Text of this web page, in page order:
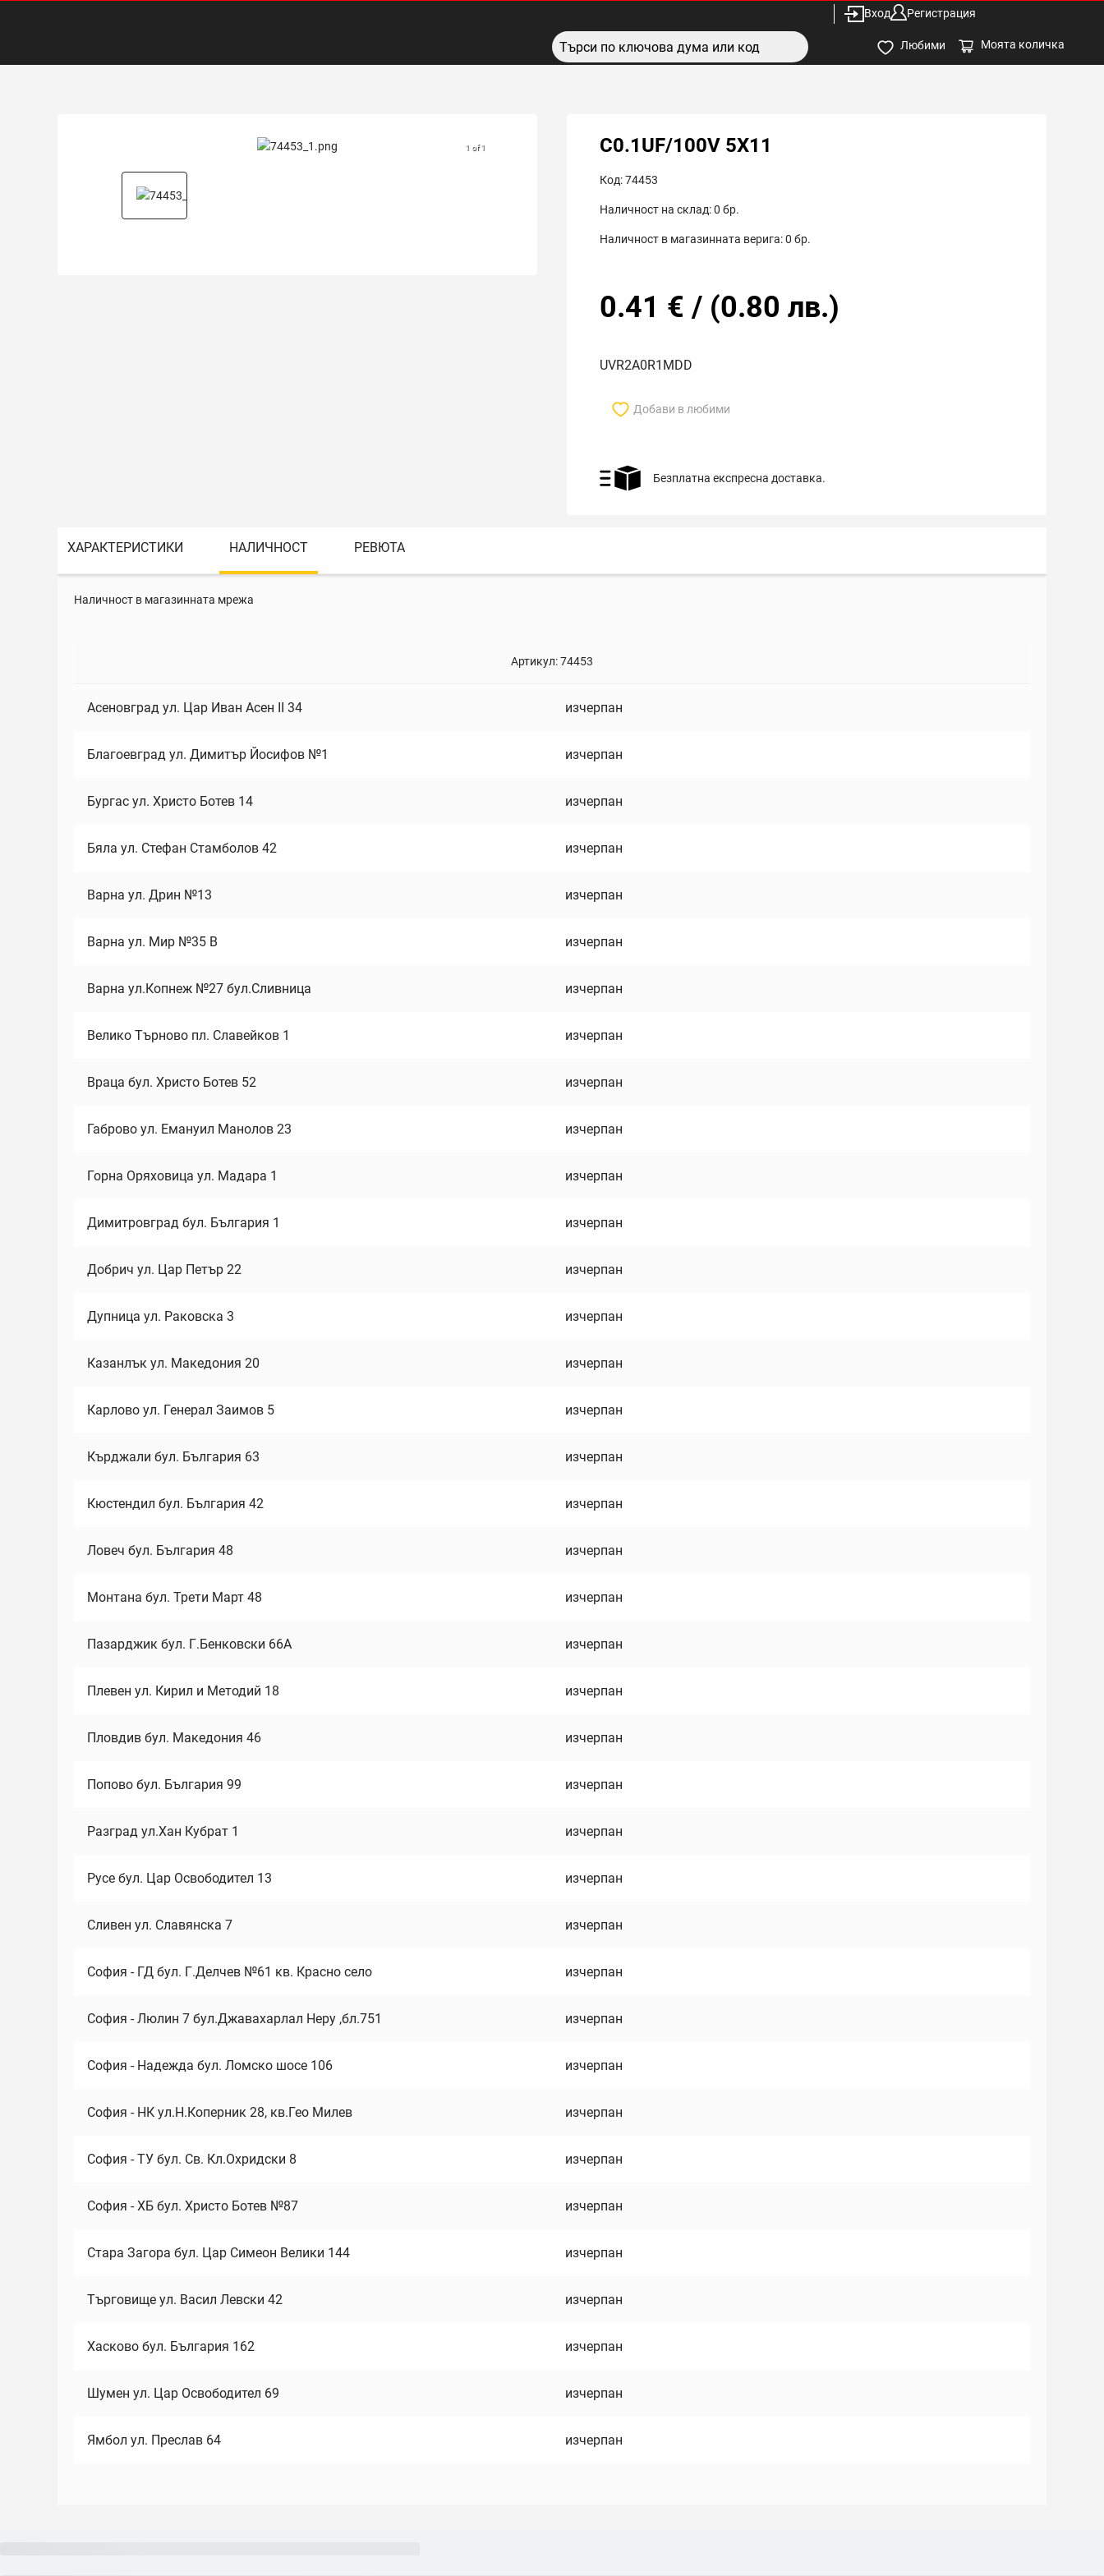
Вход Регистрация
Любими Моята количка
1 of 1 C0.1UF/100V 5X11
Код:74453
Наличност на склад:0 бр.
Наличност в магазинната верига:0 бр.
0.41 € / (0.80 лв.)
UVR2A0R1MDD
Добави в любими
Безплатна експресна доставка.
ХАРАКТЕРИСТИКИ НАЛИЧНОСТ РЕВЮТА
Наличност в магазинната мрежа
Артикул:74453
Асеновград ул. Цар Иван Асен II 34 изчерпан
Благоевград ул. Димитър Йосифов №1 изчерпан
Бургас ул. Христо Ботев 14 изчерпан
Бяла ул. Стефан Стамболов 42 изчерпан
Варна ул. Дрин №13 изчерпан
Варна ул. Мир №35 В изчерпан
Варна ул.Копнеж №27 бул.Сливница изчерпан
Велико Търново пл. Славейков 1 изчерпан
Враца бул. Христо Ботев 52 изчерпан
Габрово ул. Емануил Манолов 23 изчерпан
Горна Оряховица ул. Мадара 1 изчерпан
Димитровград бул. България 1 изчерпан
Добрич ул. Цар Петър 22 изчерпан
Дупница ул. Раковска 3 изчерпан
Казанлък ул. Македония 20 изчерпан
Карлово ул. Генерал Заимов 5 изчерпан
Кърджали бул. България 63 изчерпан
Кюстендил бул. България 42 изчерпан
Ловеч бул. България 48 изчерпан
Монтана бул. Трети Март 48 изчерпан
Пазарджик бул. Г.Бенковски 66А изчерпан
Плевен ул. Кирил и Методий 18 изчерпан
Пловдив бул. Македония 46 изчерпан
Попово бул. България 99 изчерпан
Разград ул.Хан Кубрат 1 изчерпан
Русе бул. Цар Освободител 13 изчерпан
Сливен ул. Славянска 7 изчерпан
София - ГД бул. Г.Делчев №61 кв. Красно село изчерпан
София - Люлин 7 бул.Джавахарлал Неру ,бл.751 изчерпан
София - Надежда бул. Ломско шосе 106 изчерпан
София - НК ул.Н.Коперник 28, кв.Гео Милев изчерпан
София - ТУ бул. Св. Кл.Охридски 8 изчерпан
София - ХБ бул. Христо Ботев №87 изчерпан
Стара Загора бул. Цар Симеон Велики 144 изчерпан
Търговище ул. Васил Левски 42 изчерпан
Хасково бул. България 162 изчерпан
Шумен ул. Цар Освободител 69 изчерпан
Ямбол ул. Преслав 64 изчерпан